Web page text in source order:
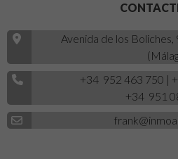
Avenida de los
+34 952 463 750 |
+34 951